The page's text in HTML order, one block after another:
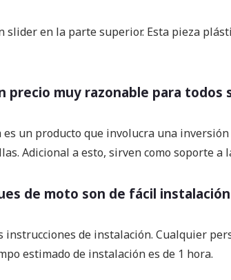
slider en la parte superior. Esta pieza
precio muy razonable para todos
un producto que involucra una
Adicional a esto, sirven como soporte
de moto son de fácil instalación
instrucciones de instalación. Cualquier
estimado de instalación es de 1 hora.